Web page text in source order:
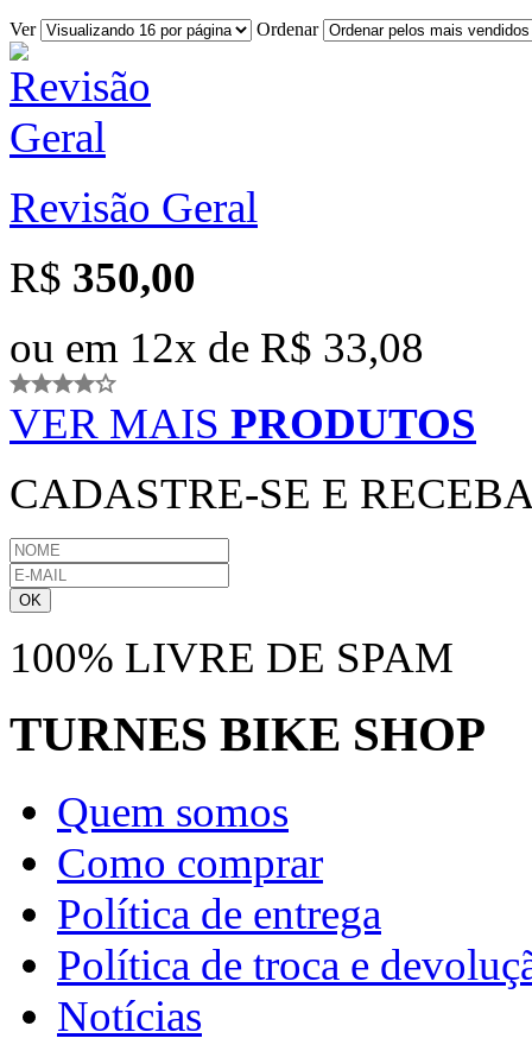
Ver Ordenar
Revisão Geral
R$ 350,00
ou em 12x de R$ 33,08
VER MAIS PRODUTOS
CADASTRE-SE E
OK
100% LIVRE DE SPAM
TURNES BIKE SHOP
Quem somos
Como comprar
Política de entrega
Política de troca e
Notícias